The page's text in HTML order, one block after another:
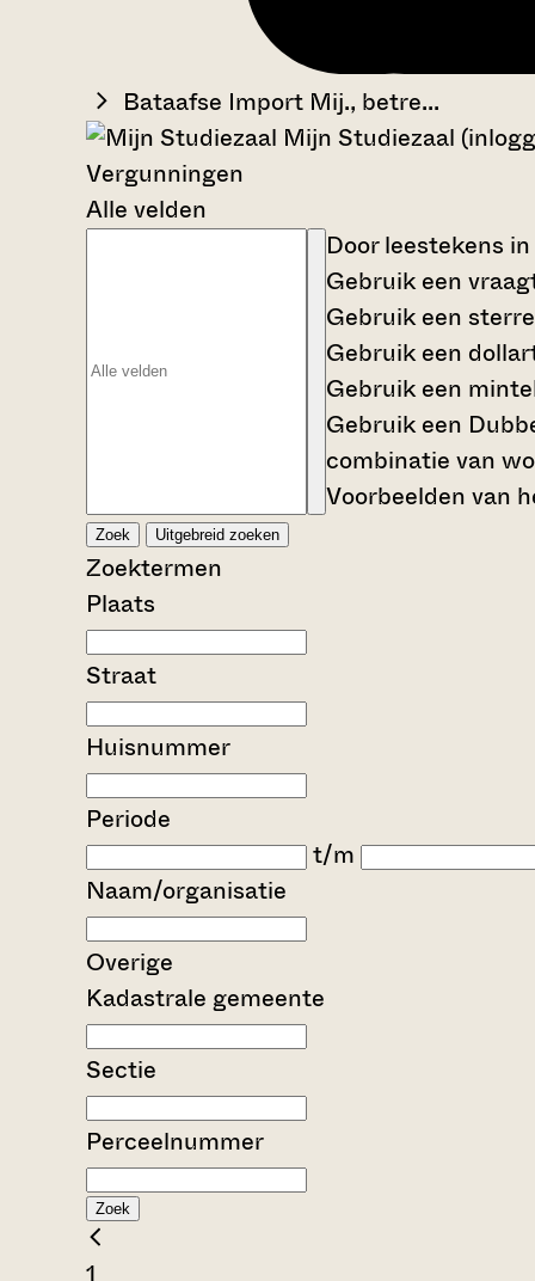
Bataafse Import Mij., betre...
Mijn Studiezaal
Vergunningen
Alle velden
Door leestekens
Gebruik een
Gebruik een
Gebruik een
Gebruik een
Gebruik een
combinatie van
Voorbeelden van
Zoek Uitgebreid zoeken
Zoektermen
Plaats
Straat
Huisnummer
Periode
t/m
Naam/organisatie
Overige
Kadastrale gemeente
Sectie
Perceelnummer
Zoek
1